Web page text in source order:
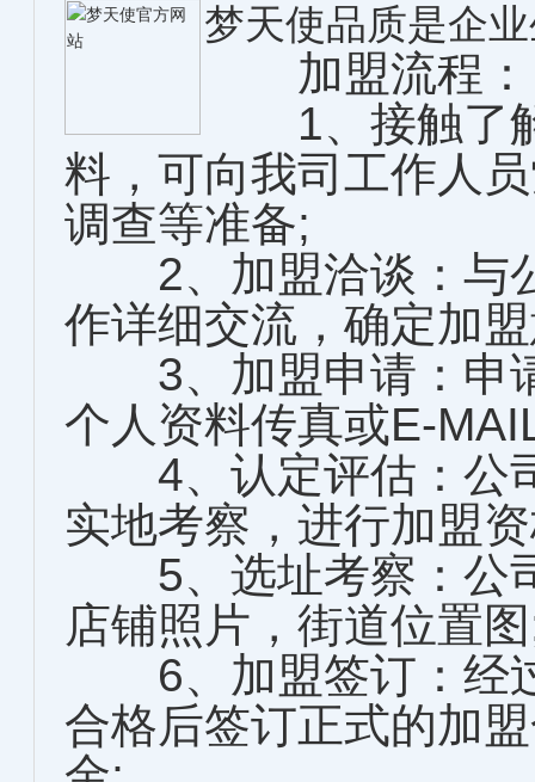
梦天使品质是企
加盟流程：
1、接触了解
料，可向我司工作人
调查等准备;
2、加盟洽谈：与
作详细交流，确定加
3、加盟申请：申
个人资料传真或E-
4、认定评估：公
实地考察，进行加盟
5、选址考察：公
店铺照片，街道位置
6、加盟签订：经
合格后签订正式的加